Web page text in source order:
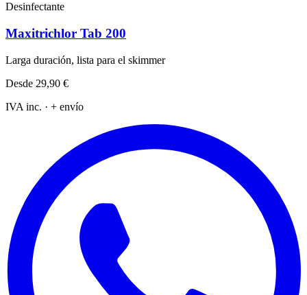
Desinfectante
Maxitrichlor Tab 200
Larga duración, lista para el skimmer
Desde 29,90 €
IVA inc. · + envío